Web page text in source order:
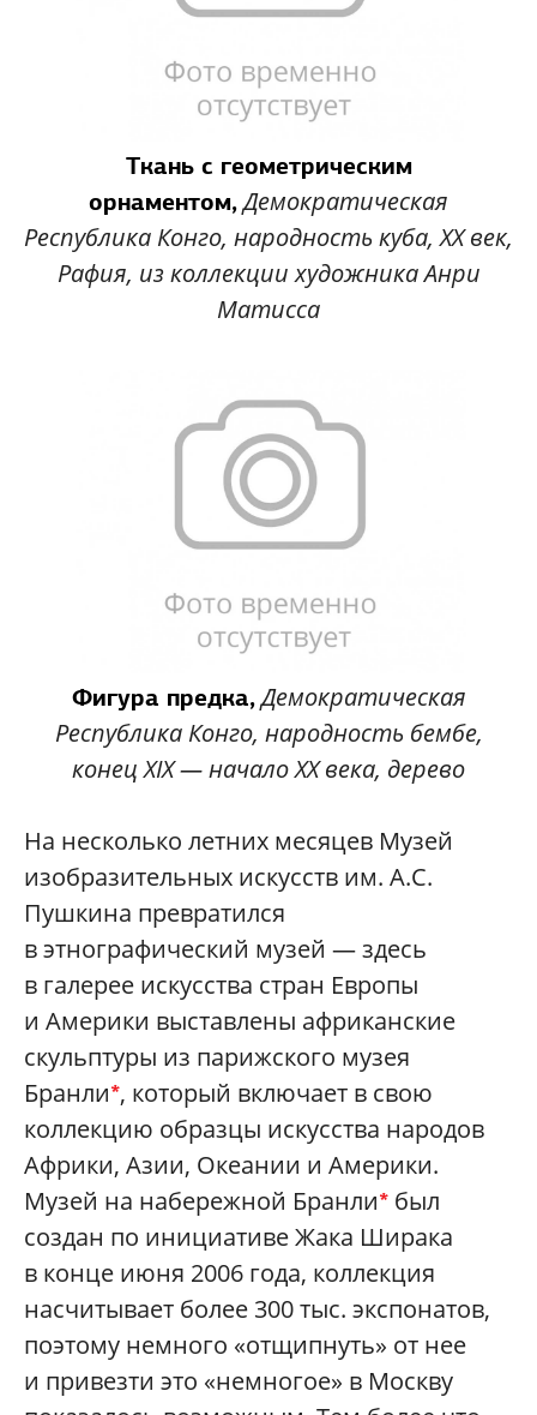
Ткань с геометрическим
орнаментом,Демократическая
Республика Конго, народность куба, XX век,
Рафия, из коллекции художника Анри
Матисса
Фигура предка,Демократическая
Республика Конго, народность бембе,
конец XIX — начало XX века, дерево
На несколько летних месяцев Музей
изобразительных искусств им. А.С.
Пушкина превратился
в этнографический музей — здесь
в галерее искусства стран Европы
и Америки выставлены африканские
скульптуры из парижского музея
Бранли*, который включает в свою
коллекцию образцы искусства народов
Африки, Азии, Океании и Америки.
Музей на набережной Бранли* был
создан по инициативе Жака Ширака
в конце июня 2006 года, коллекция
насчитывает более 300 тыс. экспонатов,
поэтому немного «отщипнуть» от нее
и привезти это «немногое» в Москву